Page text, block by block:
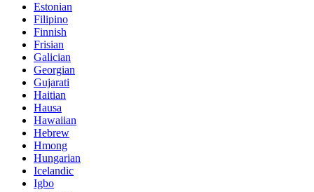
Estonian
Filipino
Finnish
Frisian
Galician
Georgian
Gujarati
Haitian
Hausa
Hawaiian
Hebrew
Hmong
Hungarian
Icelandic
Igbo